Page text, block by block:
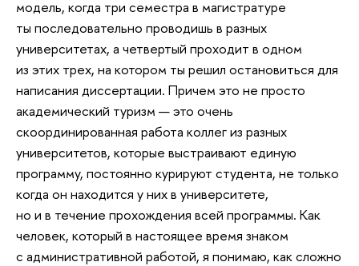
модель, когда три семестра в магистратуре
ты последовательно проводишь в разных
университетах, а четвертый проходит в одном
из этих трех, на котором ты решил остановиться для
написания диссертации. Причем это не просто
академический туризм — это очень
скоординированная работа коллег из разных
университетов, которые выстраивают единую
программу, постоянно курируют студента, не только
когда он находится у них в университете,
но и в течение прохождения всей программы. Как
человек, который в настоящее время знаком
с административной работой, я понимаю, как сложно